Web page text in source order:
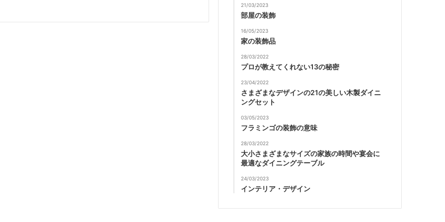
21/03/2023
部屋の装飾
16/05/2023
家の装飾品
28/03/2022
プロが教えてくれない13の秘密
23/04/2022
さまざまなデザインの21の美しい木製ダイニ
ングセット
03/05/2023
フラミンゴの装飾の意味
28/03/2022
大小さまざまなサイズの家族の時間や宴会に
最適なダイニングテーブル
24/03/2023
インテリア・デザイン